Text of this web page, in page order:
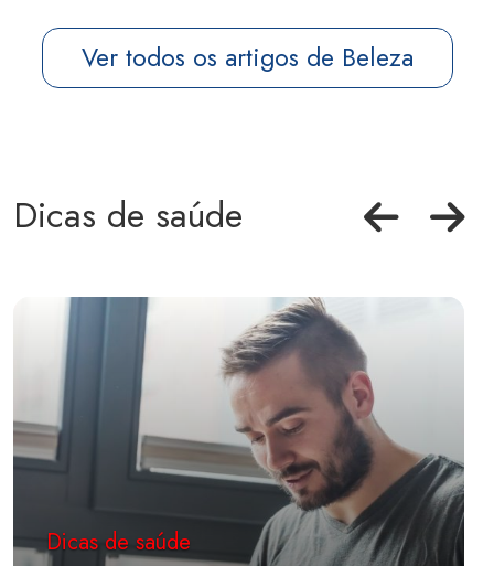
Ver todos os artigos de Beleza
Dicas de saúde
Dicas de saúde